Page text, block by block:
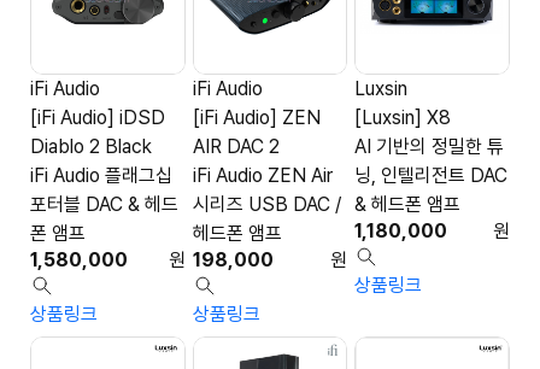
iFi Audio
[iFi Audio] iDSD
Diablo 2 Black
iFi Audio 플래그십
포터블 DAC & 헤드
폰 앰프
1,580,000
원
상품링크
iFi Audio
[iFi Audio] ZEN
AIR DAC 2
iFi Audio ZEN Air
시리즈 USB DAC /
헤드폰 앰프
198,000
원
상품링크
Luxsin
[Luxsin] X8
AI 기반의 정밀한 튜
닝, 인텔리전트 DAC
& 헤드폰 앰프
1,180,000
원
상품링크